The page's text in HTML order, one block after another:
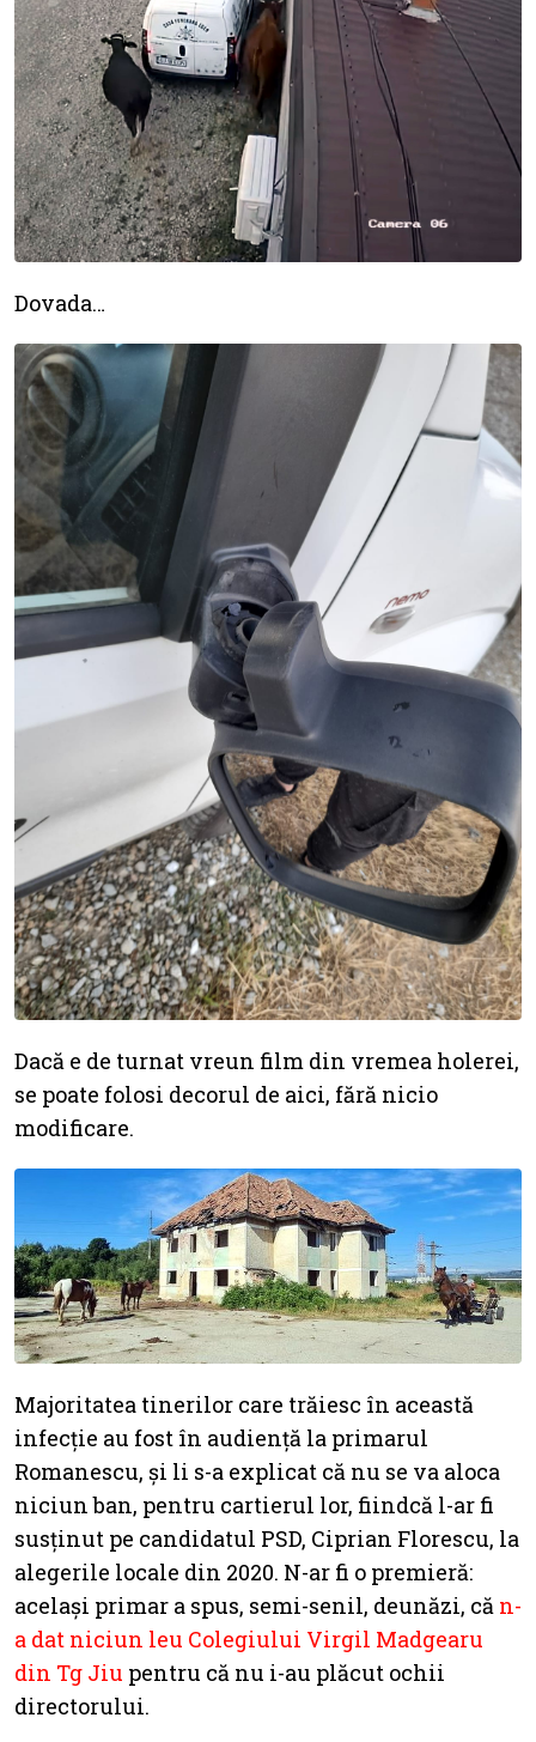
Dovada…
Dacă e de turnat vreun film din vremea holerei,
se poate folosi decorul de aici, fără nicio
modificare.
Majoritatea tinerilor care trăiesc în această
infecție au fost în audiență la primarul
Romanescu, și li s-a explicat că nu se va aloca
niciun ban, pentru cartierul lor, fiindcă l-ar fi
susținut pe candidatul PSD, Ciprian Florescu, la
alegerile locale din 2020. N-ar fi o premieră:
același primar a spus, semi-senil, deunăzi, că n-
a dat niciun leu Colegiului Virgil Madgearu
din Tg Jiu pentru că nu i-au plăcut ochii
directorului.